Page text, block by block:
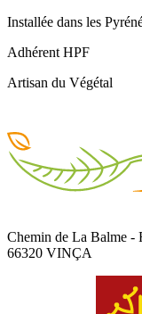
Installée dans les
Adhérent HPF
Artisan du Végétal
Chemin de La Balme -
66320 VINÇA